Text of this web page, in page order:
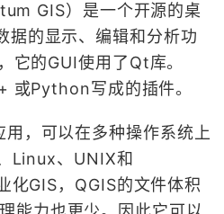
GIS）是一个开源的桌
据的显示、编辑和分析功
它的GUI使用了Qt库。
或Python写成的插件。
，可以在多种操作系统上
Linux、UNIX和
GIS，QGIS的文件体积